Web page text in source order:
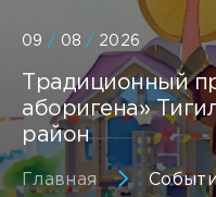
09 / 08 / 2026
Традиционный
аборигена»
район
Главная